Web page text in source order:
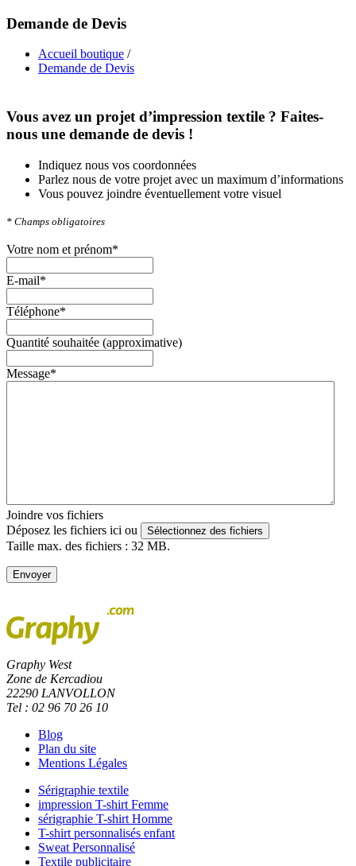
Demande de Devis
Accueil boutique /
Demande de Devis
Vous avez un projet d’impression textile ? Faites-
nous une demande de devis !
Indiquez nous vos coordonnées
Parlez nous de votre projet avec un maximum d’informations
Vous pouvez joindre éventuellement votre visuel
* Champs obligatoires
Votre nom et prénom*
E-mail*
Téléphone*
Quantité souhaitée (approximative)
Message*
Joindre vos fichiers
Déposez les fichiers ici ou
Sélectionnez des fichiers
Taille max. des fichiers : 32 MB.
Envoyer
Graphy West
Zone de Kercadiou
22290 LANVOLLON
Tel : 02 96 70 26 10
Blog
Plan du site
Mentions Légales
Sérigraphie textile
impression T-shirt Femme
sérigraphie T-shirt Homme
T-shirt personnalisés enfant
Sweat Personnalisé
Textile publicitaire